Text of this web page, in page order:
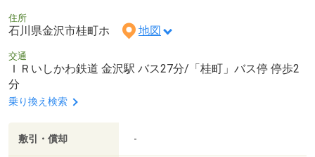
住所
石川県金沢市桂町ホ 地図
交通
ＩＲいしかわ鉄道 金沢駅 バス27分/「桂町」バス停 停歩2
分
乗り換え検索
敷引・償却 -